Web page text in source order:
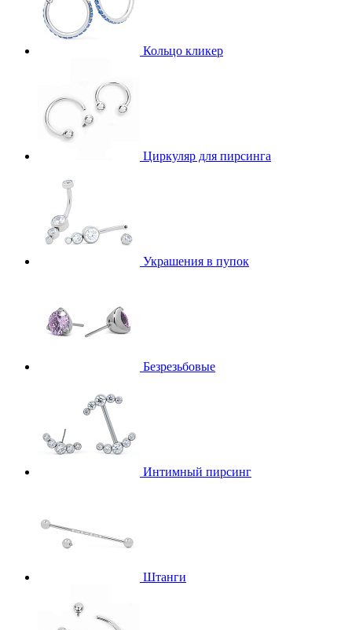
Кольцо кликер
Циркуляр для пирсинга
Украшения в пупок
Безрезьбовые
Интимный пирсинг
Штанги